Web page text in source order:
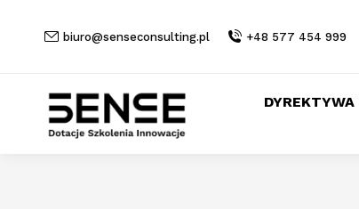
biuro@senseconsulting.pl +48 577 454 999